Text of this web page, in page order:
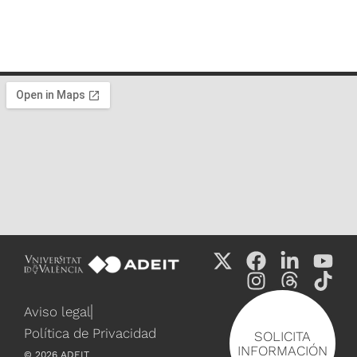
SOLICITA
INFORMACIÓN
Aviso legal
Política de Privacidad
© 2026 ADEIT